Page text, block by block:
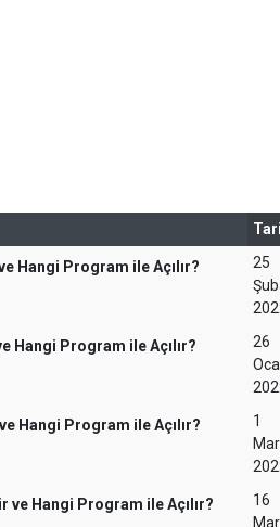
Hangi Program ile Açılır?
25
Hangi Program ile Açılır?
26
Hangi Program ile Açılır?
1
ve Hangi Program ile Açılır?
16